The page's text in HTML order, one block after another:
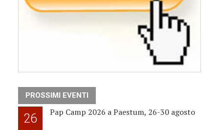
PROSSIMI EVENTI
26 Pap Camp 2026 a Paestum, 26-30 agosto